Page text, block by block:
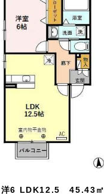
洋6 LDK12.5 45.43㎡